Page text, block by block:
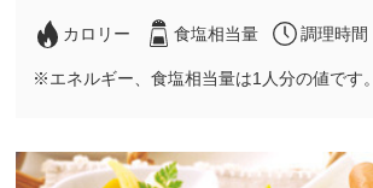
カロリー 食塩相当量 調理時間
※エネルギー、食塩相当量は1人分の値です。